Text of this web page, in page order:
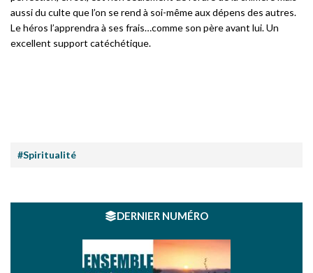
aussi du culte que l’on se rend à soi-même aux dépens des autres.
Le héros l’apprendra à ses frais…comme son père avant lui. Un
excellent support catéchétique.
#Spiritualité
DERNIER NUMÉRO